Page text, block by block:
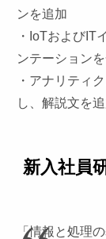
ンを追加
・IoTおよびIT
ンテーション
・アナリティ
し、解説文を
新入社員
「情報と処理